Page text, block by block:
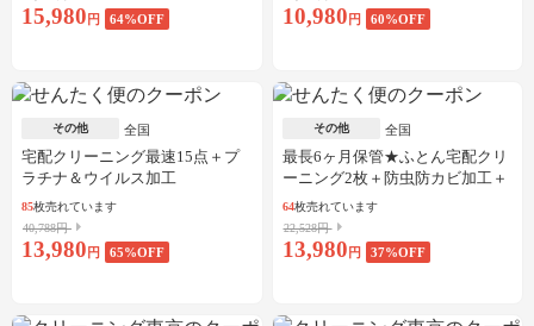
15,980 円 64%OFF 10,980 円 60%OFF
その他 全国
宅配クリーニング最速15点＋プ
ラチナ＆ウイルス加工
85枚売れています
40,788円
13,980 円 65%OFF
その他 全国
最長6ヶ月保管★ふとん宅配クリ
ーニング2枚＋防虫防カビ加工＋
しみ抜き
64枚売れています
22,528円
13,980 円 37%OFF